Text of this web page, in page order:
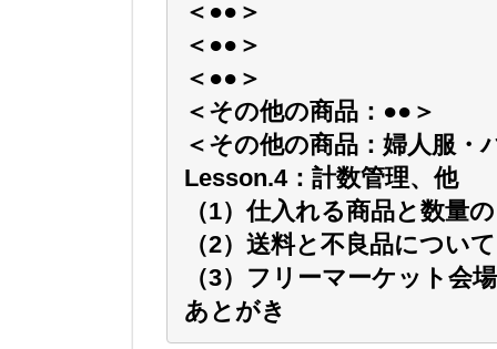
＜●●＞
＜●●＞
＜●●＞
＜その他の商品：●●＞
＜その他の商品：婦人服・
Lesson.4：計数管理、他
（1）仕入れる商品と数量
（2）送料と不良品について
（3）フリーマーケット会
あとがき